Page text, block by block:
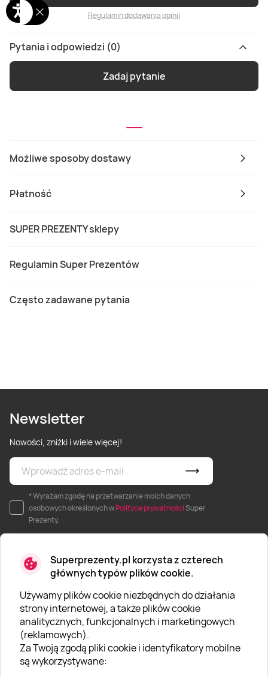
Superprezenty.pl korzysta z czterech
głównych typów plików cookie.
Używamy plików cookie niezbędnych do działania
strony internetowej, a także plików cookie
analitycznych, funkcjonalnych i marketingowych
(reklamowych).
Za Twoją zgodą pliki cookie i identyfikatory mobilne
są wykorzystywane:
Możliwe sposoby dostawy
Płatność
SUPER PREZENTY sklepy
Regulamin Super Prezentów
Często zadawane pytania
Regulamin dodawania opinii
Pytania i odpowiedzi (0)
Zadaj pytanie
Newsletter
Nowości, zniżki i wiele więcej!
* Wyrażam zgodę na przetwarzanie moich danych
osobowych określonych wPolityce prywatnościSuper
Prezenty.
O SUPERPREZENTY
O nas
Aktualności
Kariera w Super Prezentach